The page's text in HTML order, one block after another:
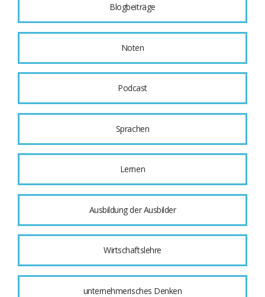
Blogbeiträge
Noten
Podcast
Sprachen
Lernen
Ausbildung der Ausbilder
Wirtschaftslehre
unternehmerisches Denken